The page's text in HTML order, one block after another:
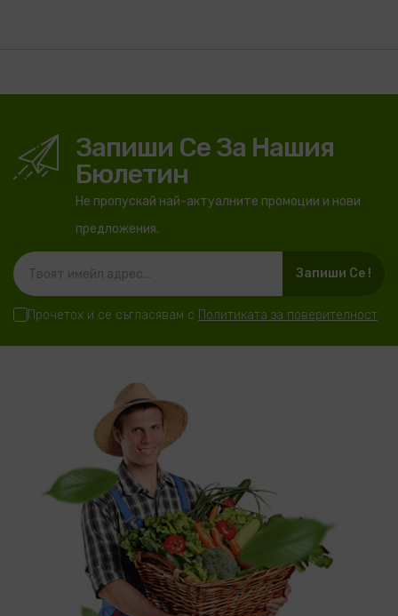
Запиши Се За Нашия
Бюлетин
Не пропускай най-актуалните промоции и нови
предложения.
Запиши Се !
Прочетох и се съгласявам с Политиката за поверителност.